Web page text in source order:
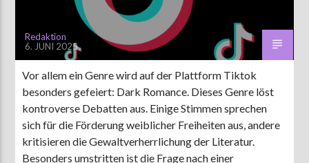
Redaktion
6. JUNI 2025
Vor allem ein Genre wird auf der Plattform Tiktok
besonders gefeiert: Dark Romance. Dieses Genre löst
kontroverse Debatten aus. Einige Stimmen sprechen
sich für die Förderung weiblicher Freiheiten aus, andere
kritisieren die Gewaltverherrlichung der Literatur.
Besonders umstritten ist die Frage nach einer